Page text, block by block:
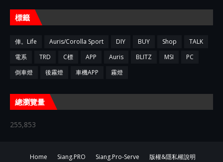
標籤
俥。Life Auris/Corolla Sport DIY BUY Shop
TALK
電系
TRD C標 APP Auris BLITZ MSI
PC
倒車燈
後霧燈 車機APP 霧燈
總瀏覽量
255,853
Home Siang.PRO Siang.Pro-Serve 版權&隱私權說明